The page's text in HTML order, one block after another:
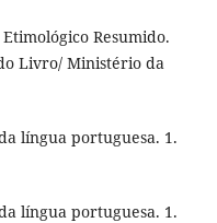
Resumido.
Livro/ Ministério da
da língua portuguesa. 1.
da língua portuguesa. 1.